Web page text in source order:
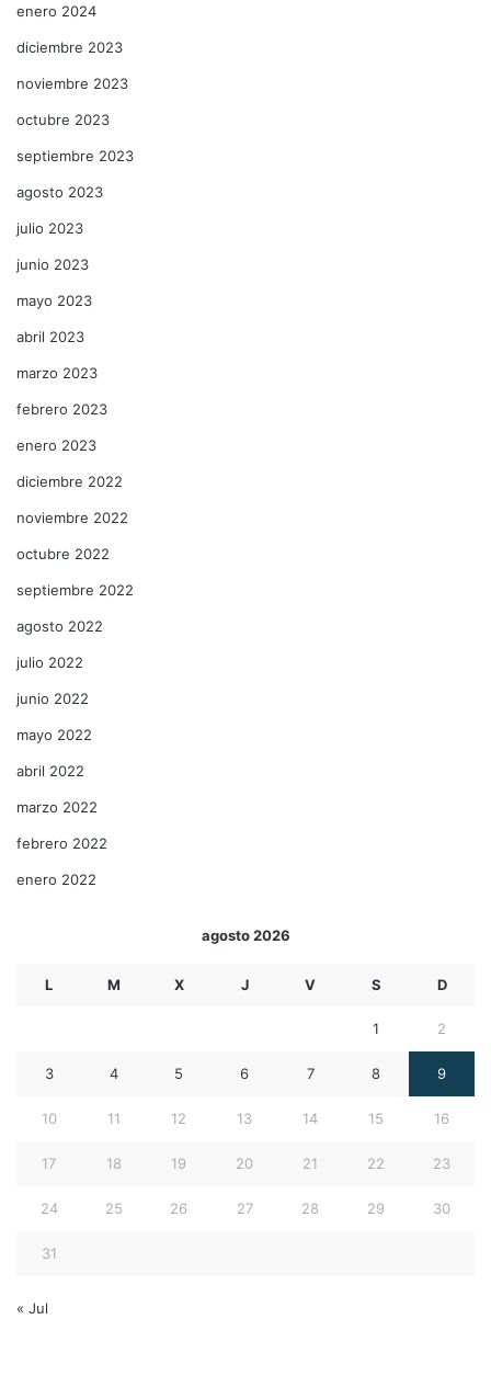
enero 2024
diciembre 2023
noviembre 2023
octubre 2023
septiembre 2023
agosto 2023
julio 2023
junio 2023
mayo 2023
abril 2023
marzo 2023
febrero 2023
enero 2023
diciembre 2022
noviembre 2022
octubre 2022
septiembre 2022
agosto 2022
julio 2022
junio 2022
mayo 2022
abril 2022
marzo 2022
febrero 2022
enero 2022
agosto 2026
L M X J V S D
1 2
3 4 5 6 7 8 9
10 11 12 13 14 15 16
17 18 19 20 21 22 23
24 25 26 27 28 29 30
31
« Jul